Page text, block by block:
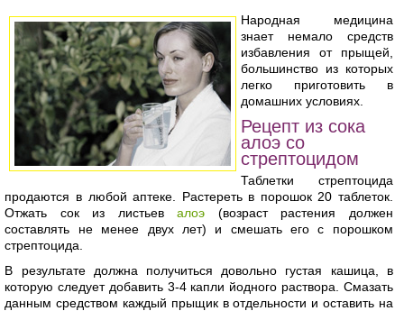
Народная медицина
знает немало средств
избавления от прыщей,
большинство из которых
легко приготовить в
домашних условиях.
Рецепт из сока
алоэ со
стрептоцидом
Таблетки стрептоцида
продаются в любой аптеке. Растереть в порошок 20 таблеток.
Отжать сок из листьевалоэ (возраст растения должен
составлять не менее двух лет) и смешать его с порошком
стрептоцида.
В результате должна получиться довольно густая кашица, в
которую следует добавить 3-4 капли йодного раствора. Смазать
данным средством каждый прыщик в отдельности и оставить на